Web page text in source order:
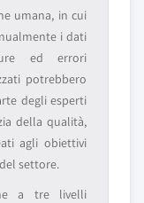
umana, in cui
i dati
ed errori
potrebbero
degli esperti
della qualità,
agli obiettivi
settore.
a tre livelli